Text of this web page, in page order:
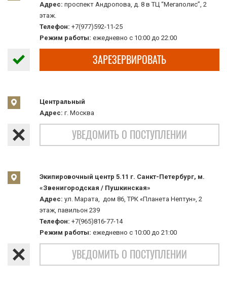
Адрес: проспект Андропова, д. 8 в ТЦ “Мегаполис”, 2
этаж.
Телефон: +7(977)592-11-25
Режим работы: ежедневно с 10:00 до 22:00
ЗАРЕЗЕРВИРОВАТЬ
Центральный
Адрес: г. Москва
УВЕДОМИТЬ О ПОСТУПЛЕНИИ
Экипировочный центр 5.11 г. Санкт-Петербург, м.
«Звенигородская / Пушкинская»
Адрес: ул. Марата, дом 86, ТРК «Планета Нептун», 2
этаж, павильон 239
Телефон: +7(965)816-77-14
Режим работы: ежедневно с 10:00 до 21:00
УВЕДОМИТЬ О ПОСТУПЛЕНИИ